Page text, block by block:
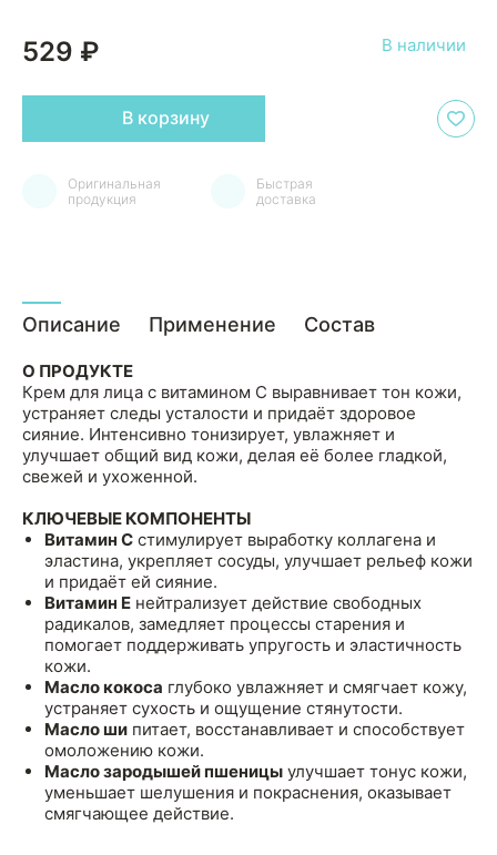
529 ₽ В наличии
В корзину
Оригинальная
продукция
Быстрая
доставка
Описание Применение Состав
О ПРОДУКТЕ
Крем для лица с витамином C выравнивает тон кожи,
устраняет следы усталости и придаёт здоровое
сияние. Интенсивно тонизирует, увлажняет и
улучшает общий вид кожи, делая её более гладкой,
свежей и ухоженной.
КЛЮЧЕВЫЕ КОМПОНЕНТЫ
Витамин C стимулирует выработку коллагена и
эластина, укрепляет сосуды, улучшает рельеф кожи
и придаёт ей сияние.
Витамин E нейтрализует действие свободных
радикалов, замедляет процессы старения и
помогает поддерживать упругость и эластичность
кожи.
Масло кокоса глубоко увлажняет и смягчает кожу,
устраняет сухость и ощущение стянутости.
Масло ши питает, восстанавливает и способствует
омоложению кожи.
Масло зародышей пшеницы улучшает тонус кожи,
уменьшает шелушения и покраснения, оказывает
смягчающее действие.